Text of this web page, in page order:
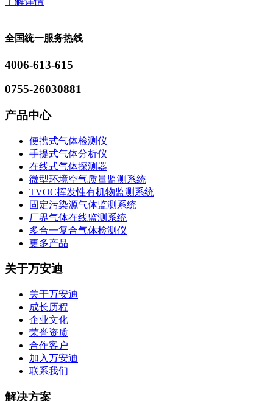
全国统一服务热线
4006-613-615
0755-26030881
产品中心
便携式气体检测仪
手提式气体分析仪
在线式气体探测器
微型环境空气质量监测系统
TVOC挥发性有机物监测系统
固定污染源气体监测系统
厂界气体在线监测系统
多合一复合气体检测仪
更多产品
关于万安迪
关于万安迪
成长历程
企业文化
荣誉资质
合作客户
加入万安迪
联系我们
解决方案